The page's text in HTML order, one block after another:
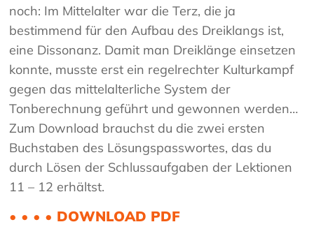
noch: Im Mittelalter war die Terz, die ja
bestimmend für den Aufbau des Dreiklangs ist,
eine Dissonanz. Damit man Dreiklänge einsetzen
konnte, musste erst ein regelrechter Kulturkampf
gegen das mittelalterliche System der
Tonberechnung geführt und gewonnen werden…
Zum Download brauchst du die zwei ersten
Buchstaben des Lösungspasswortes, das du
durch Lösen der Schlussaufgaben der Lektionen
11 – 12 erhältst.
• • • • DOWNLOAD PDF